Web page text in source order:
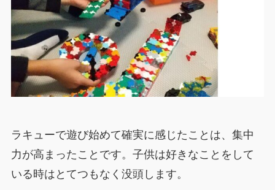
ラキューで遊び始めて確実に感じたことは、集中
力が高まったことです。子供は好きなことをして
いる時はとてつもなく没頭します。